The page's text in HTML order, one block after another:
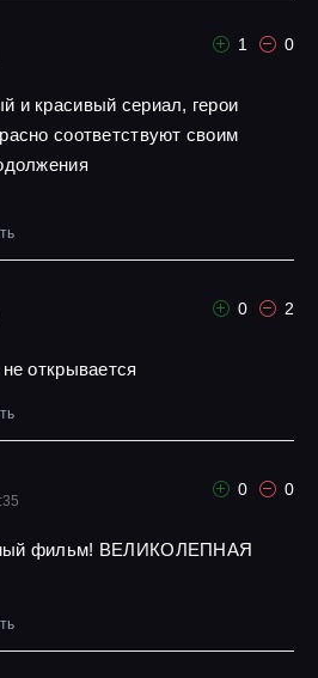
1 0
и красивый сериал, герои
соответствуют своим
0 2
открывается
0 0
фильм! ВЕЛИКОЛЕПНАЯ